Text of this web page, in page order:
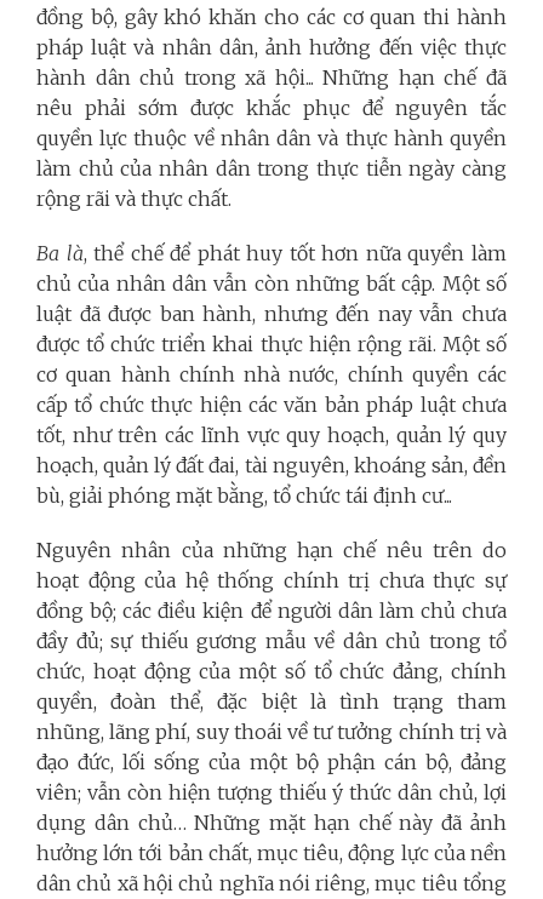
đồng bộ, gây khó khăn cho các cơ quan thi hành
pháp luật và nhân dân, ảnh hưởng đến việc thực
hành dân chủ trong xã hội... Những hạn chế đã
nêu phải sớm được khắc phục để nguyên tắc
quyền lực thuộc về nhân dân và thực hành quyền
làm chủ của nhân dân trong thực tiễn ngày càng
rộng rãi và thực chất.
Ba là, thể chế để phát huy tốt hơn nữa quyền làm
chủ của nhân dân vẫn còn những bất cập. Một số
luật đã được ban hành, nhưng đến nay vẫn chưa
được tổ chức triển khai thực hiện rộng rãi. Một số
cơ quan hành chính nhà nước, chính quyền các
cấp tổ chức thực hiện các văn bản pháp luật chưa
tốt, như trên các lĩnh vực quy hoạch, quản lý quy
hoạch, quản lý đất đai, tài nguyên, khoáng sản, đền
bù, giải phóng mặt bằng, tổ chức tái định cư...
Nguyên nhân của những hạn chế nêu trên do
hoạt động của hệ thống chính trị chưa thực sự
đồng bộ; các điều kiện để người dân làm chủ chưa
đầy đủ; sự thiếu gương mẫu về dân chủ trong tổ
chức, hoạt động của một số tổ chức đảng, chính
quyền, đoàn thể, đặc biệt là tình trạng tham
nhũng, lãng phí, suy thoái về tư tưởng chính trị và
đạo đức, lối sống của một bộ phận cán bộ, đảng
viên; vẫn còn hiện tượng thiếu ý thức dân chủ, lợi
dụng dân chủ… Những mặt hạn chế này đã ảnh
hưởng lớn tới bản chất, mục tiêu, động lực của nền
dân chủ xã hội chủ nghĩa nói riêng, mục tiêu tổng